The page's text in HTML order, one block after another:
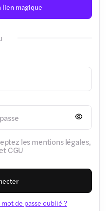
lien magique
les mentions légales,
CGU
de passe oublié ?